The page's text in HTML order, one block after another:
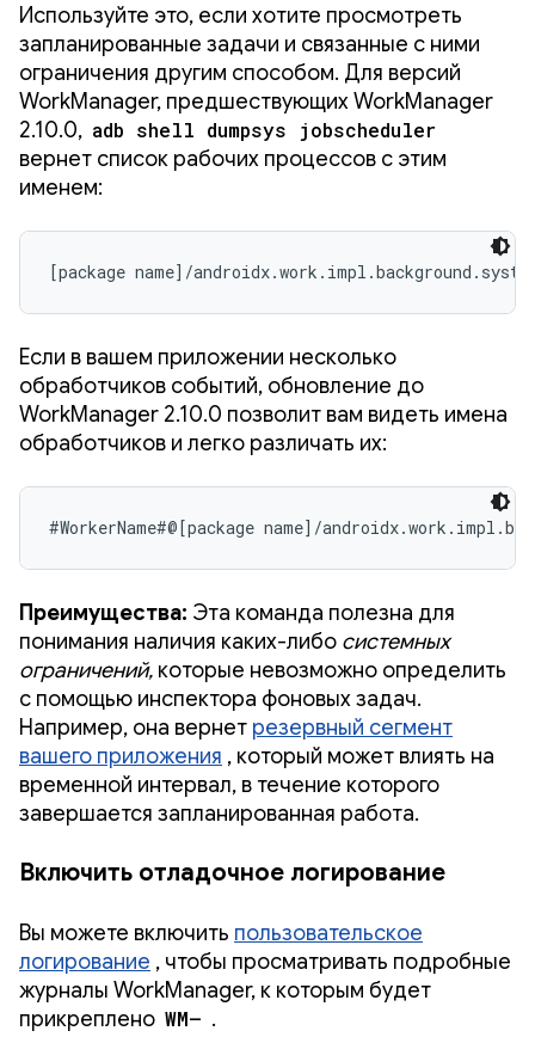
Используйте это, если хотите просмотреть
запланированные задачи и связанные с ними
ограничения другим способом. Для версий
WorkManager, предшествующих WorkManager
2.10.0, adb shell dumpsys jobscheduler
вернет список рабочих процессов с этим
именем:
[package name]/
Если в вашем приложении несколько
обработчиков событий, обновление до
WorkManager 2.10.0 позволит вам видеть имена
обработчиков и легко различать их:
#WorkerName#@[package name]/
Преимущества: Эта команда полезна для
понимания наличия каких-либо системных
ограничений, которые невозможно определить
с помощью инспектора фоновых задач.
Например, она вернет резервный сегмент
вашего приложения , который может влиять на
временной интервал, в течение которого
завершается запланированная работа.
Включить отладочное логирование
Вы можете включить пользовательское
логирование , чтобы просматривать подробные
журналы WorkManager, к которым будет
прикреплено WM— .